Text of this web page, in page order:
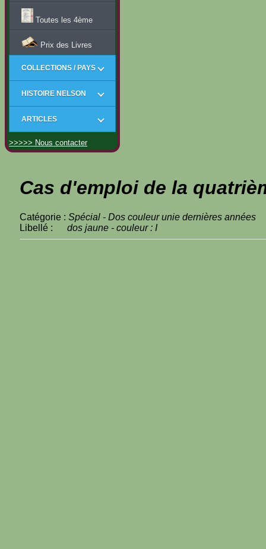
Toutes les 4ème
Prix des Livres
COLLECTIONS / PAYS
HISTOIRE NELSON
ARTICLES
>>>>> Nous contacter
Cas d'emploi de la
Catégorie : Spécial - Dos couleur unie dernières années
Libellé : dos jaune - couleur : I